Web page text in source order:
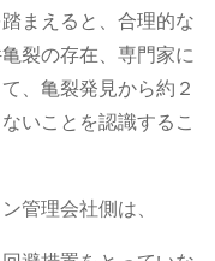
まえると、合理的な
裂の存在、専門家に
、亀裂発見から約２
いことを認識するこ
管理会社側は、